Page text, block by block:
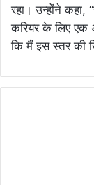
रहा। उन्होंने
करियर के लिए एक
कि मैं इस स्तर की